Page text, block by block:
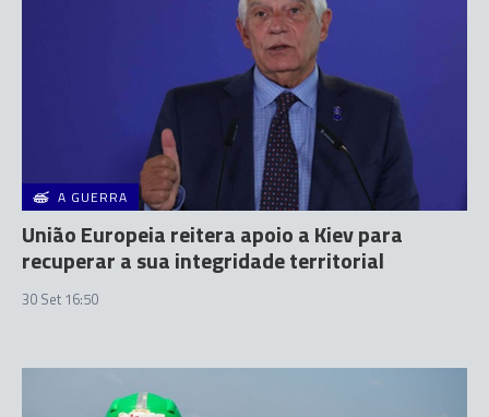
A GUERRA
União Europeia reitera apoio a Kiev para
recuperar a sua integridade territorial
30 Set 16:50